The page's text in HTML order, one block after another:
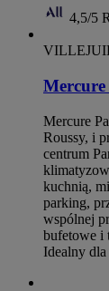
4,5/5
Mercure
Mercure
Roussy, i
centrum
kuchnią,
parking,
wspólnej
bufetowe i
Idealny